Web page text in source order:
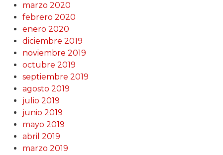
marzo 2020
febrero 2020
enero 2020
diciembre 2019
noviembre 2019
octubre 2019
septiembre 2019
agosto 2019
julio 2019
junio 2019
mayo 2019
abril 2019
marzo 2019